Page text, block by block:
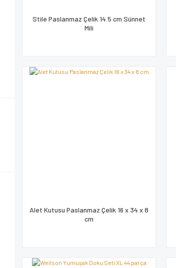
Stile Paslanmaz Çelik 14.5 cm Sünnet
Mili
Alet Kutusu Paslanmaz Çelik 16 x 34 x 8
cm